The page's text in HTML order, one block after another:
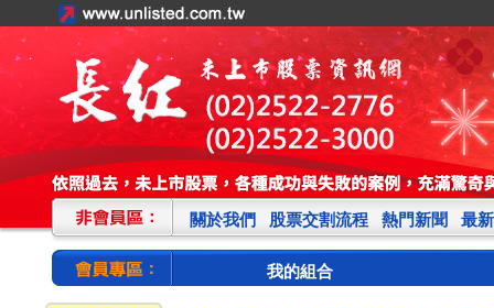
關於我們 股票交割流程 熱門新聞 最
我的組合